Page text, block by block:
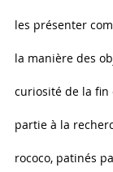
les présenter
la manière des
curiosité de la fin
partie à la
rococo, patinés